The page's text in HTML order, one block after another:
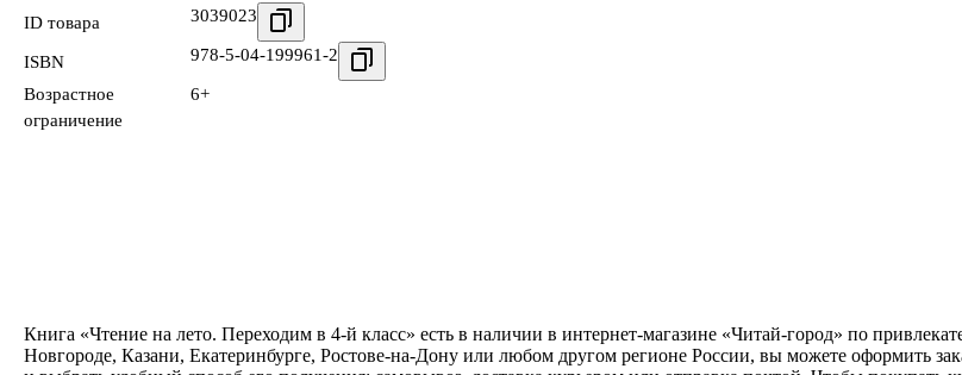
ID товара
3039023
ISBN 978-5-04-199961-2
Возрастное
ограничение
6+
Книга «Чтение на лето. Переходим в 4-й класс» есть в наличии в интернет-магазине «Читай-город» по
Новгороде, Казани, Екатеринбурге, Ростове-на-Дону или любом другом регионе России, вы можете оформить